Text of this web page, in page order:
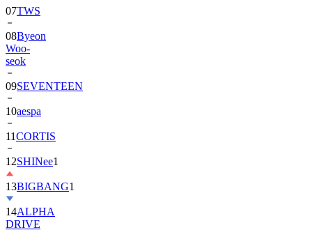
08Byeon
Woo-
seok
09SEVENTEEN
10aespa
11CORTIS
12SHINee1
13BIGBANG
14ALPHA
DRIVE
ONE)1